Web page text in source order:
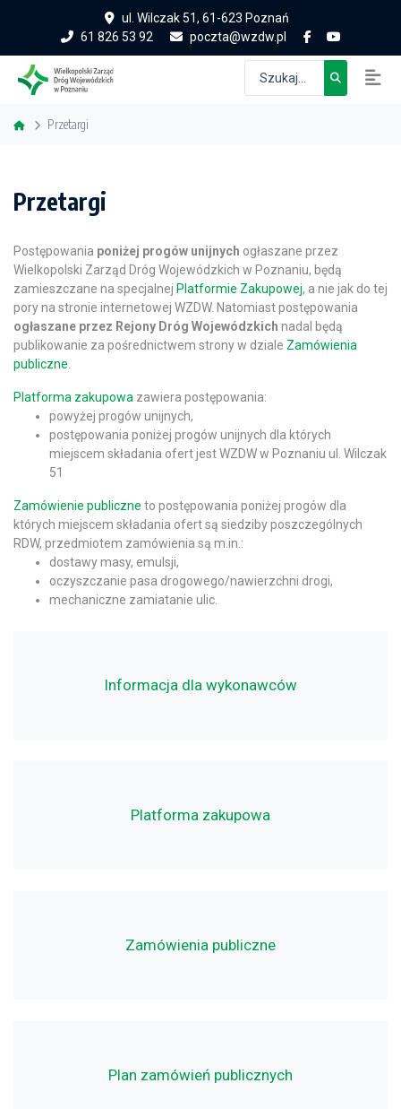
ul. Wilczak 51, 61-623 Poznań
61 826 53 92
poczta@wzdw.pl
Przetargi
Przetargi
Postępowania poniżej progów unijnych ogłaszane przez
Wielkopolski Zarząd Dróg Wojewódzkich w Poznaniu, będą
zamieszczane na specjalnej Platformie Zakupowej, a nie jak do tej
pory na stronie internetowej WZDW. Natomiast postępowania
ogłaszane przez Rejony Dróg Wojewódzkich nadal będą
publikowanie za pośrednictwem strony w dziale Zamówienia
publiczne
Platforma zakupowa zawiera postępowania:
powyżej progów unijnych,
postępowania poniżej progów unijnych dla których
miejscem składania ofert jest WZDW w Poznaniu ul. Wilczak
51
Zamówienie publiczne to postępowania poniżej progów dla
których miejscem składania ofert są siedziby poszczególnych
RDW, przedmiotem zamówienia są m.in.:
dostawy masy, emulsji,
oczyszczanie pasa drogowego/nawierzchni drogi,
mechaniczne zamiatanie ulic.
Informacja dla wykonawców
Platforma zakupowa
Zamówienia publiczne
Plan zamówień publicznych